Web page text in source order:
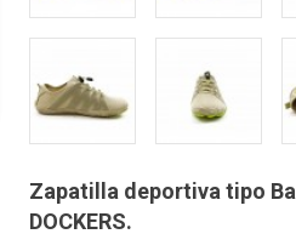
Zapatilla deportiva tipo
DOCKERS.